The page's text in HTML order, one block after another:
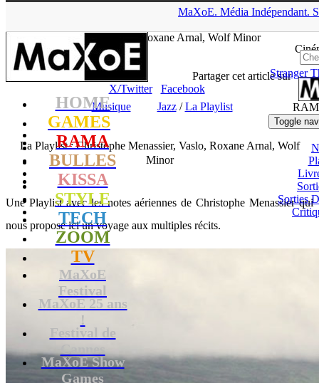
MaXoE. Média Indépendant.
HOME
GAMES
RAMA
BULLES
KISSA
STYLE
TECH
ZOOM
TV
MaXoE
Festival
MaXoE 25 ans
!
Festival de
Cannes
MaXoE Show
Games
Ciné
Stranger
Toggle
Sorties
Menassier, Vaslo, Roxane Arnal, Wolf Minor
Partager cet article sur
X/Twitter
Facebook
Musique
Jazz/La Playlist
La Playlist : Christophe Menassier, Vaslo, Roxane Arnal, Wolf
Minor
Une Playlist avec les notes aériennes de Christophe Menassier qui
nous propose ici un voyage aux multiples récits.